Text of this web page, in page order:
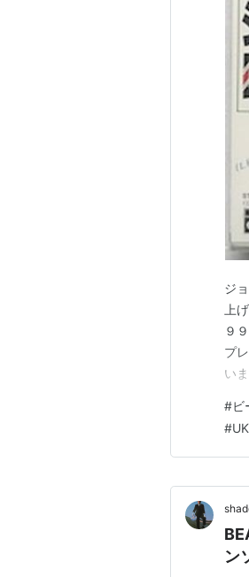
ジ
上
９
プ
い
ょ
ン
#ビ
#
ン